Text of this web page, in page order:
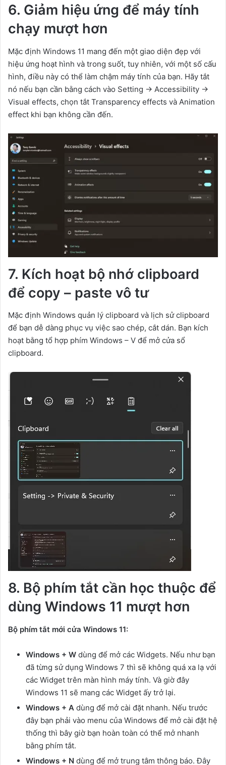
6. Giảm hiệu ứng để máy tính
chạy mượt hơn
Mặc định Windows 11 mang đến một giao diện đẹp với
hiệu ứng hoạt hình và trong suốt, tuy nhiên, với một số cấu
hình, điều này có thể làm chậm máy tính của bạn. Hãy tắt
nó nếu bạn cần bằng cách vào Setting -> Accessibility ->
Visual effects, chọn tắt Transparency effects và Animation
effect khi bạn không cần đến.
7. Kích hoạt bộ nhớ clipboard
để copy – paste vô tư
Mặc định Windows quản lý clipboard và lịch sử clipboard
để bạn dễ dàng phục vụ việc sao chép, cắt dán. Bạn kích
hoạt bằng tổ hợp phím Windows – V để mở cửa sổ
clipboard.
8. Bộ phím tắt cần học thuộc để
dùng Windows 11 mượt hơn
Bộ phím tắt mới cửa Windows 11:
Windows + W dùng để mở các Widgets. Nếu như bạn
đã từng sử dụng Windows 7 thì sẽ không quá xa lạ với
các Widget trên màn hình máy tính. Và giờ đây
Windows 11 sẽ mang các Widget ấy trở lại.
Windows + A dùng để mở cài đặt nhanh. Nếu trước
đây bạn phải vào menu của Windows để mở cài đặt hệ
thống thì bây giờ bạn hoàn toàn có thể mở nhanh
bằng phím tắt.
Windows + N dùng để mở trung tâm thông báo. Đây